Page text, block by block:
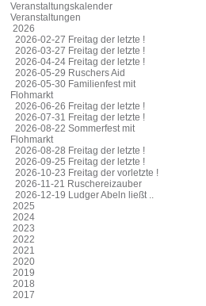
Veranstaltungskalender
Veranstaltungen
2026
2026-02-27 Freitag der letzte !
2026-03-27 Freitag der letzte !
2026-04-24 Freitag der letzte !
2026-05-29 Ruschers Aid
2026-05-30 Familienfest mit
Flohmarkt
2026-06-26 Freitag der letzte !
2026-07-31 Freitag der letzte !
2026-08-22 Sommerfest mit
Flohmarkt
2026-08-28 Freitag der letzte !
2026-09-25 Freitag der letzte !
2026-10-23 Freitag der vorletzte !
2026-11-21 Ruschereizauber
2026-12-19 Ludger Abeln ließt ..
2025
2024
2023
2022
2021
2020
2019
2018
2017